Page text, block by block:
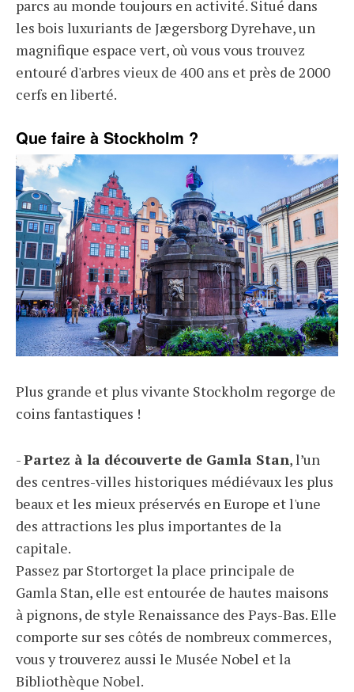
parcs au monde toujours en activité. Situé dans
les bois luxuriants de Jægersborg Dyrehave, un
magnifique espace vert, où vous vous trouvez
entouré d'arbres vieux de 400 ans et près de 2000
cerfs en liberté.
Que faire à Stockholm ?
Plus grande et plus vivante Stockholm regorge de
coins fantastiques !
-Partez à la découverte de Gamla Stan, l’un
des centres-villes historiques médiévaux les plus
beaux et les mieux préservés en Europe et l'une
des attractions les plus importantes de la
capitale.
Passez par Stortorget la place principale de
Gamla Stan, elle est entourée de hautes maisons
à pignons, de style Renaissance des Pays-Bas. Elle
comporte sur ses côtés de nombreux commerces,
vous y trouverez aussi le Musée Nobel et la
Bibliothèque Nobel.